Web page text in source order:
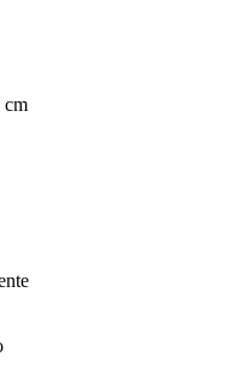
cm